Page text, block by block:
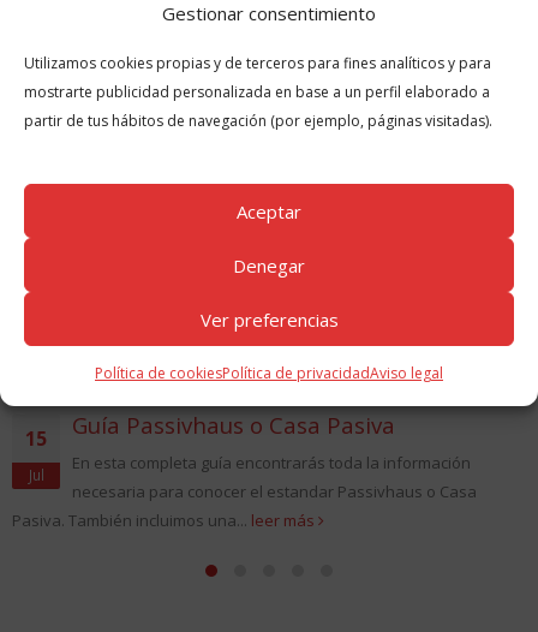
Gestionar consentimiento
Utilizamos cookies propias y de terceros para fines analíticos y para
mostrarte publicidad personalizada en base a un perfil elaborado a
partir de tus hábitos de navegación (por ejemplo, páginas visitadas).
Aceptar
Denegar
Ver preferencias
Política de cookiesPolítica de privacidadAviso legal
GUÍASRELACIONADAS
15
Jul
Guía Passivhaus o Casa Pasiva
En esta completa guía encontrarás toda la información
necesaria para conocer el estandar Passivhaus o Casa
Pasiva. También incluimos una... leer más